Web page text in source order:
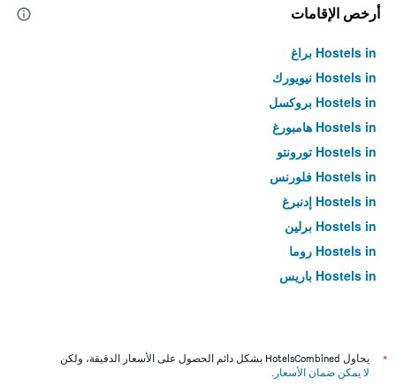
أرخص الإقامات
Hostels in براغ
Hostels in نيويورك
Hostels in بروكسل
Hostels in هامبورغ
Hostels in تورونتو
Hostels in فلورنس
Hostels in إدنبرغ
Hostels in برلين
Hostels in روما
Hostels in باريس
*
يحاول HotelsCombined بشكل دائم الحصول على الأسعار الدقيقة، ولكن
لا يمكن ضمان الأسعار .